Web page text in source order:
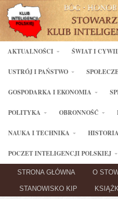
AKTUALNOŚCI ŚWIAT I
USTRÓJ I PAŃSTWO
GOSPODARKA I EKONOMIA
POLITYKA OBRONNOŚĆ
NAUKA I TECHNIKA HISTORIA
POCZET INTELIGENCJI POLSKIEJ
STRONA GŁÓWNA O
STANOWISKO KIP